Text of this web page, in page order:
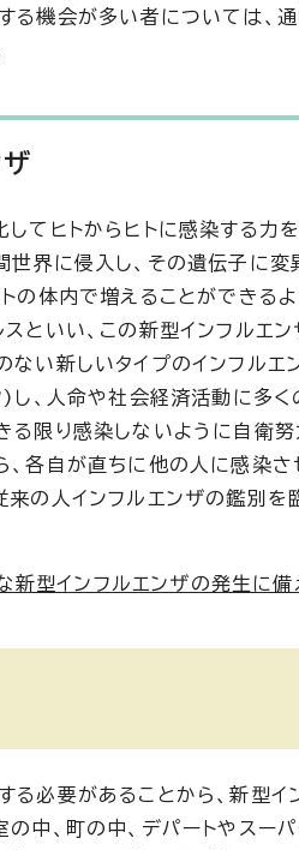
る機会が多い者については、
してヒトからヒトに感染する力
世界に侵入し、その遺伝子に
トの体内で増えることができる
といい、この新型インフルエ
ない新しいタイプのインフル
し、人命や社会経済活動に多
る限り感染しないように自衛
、各自が直ちに他の人に感染
来の人インフルエンザの鑑別
型インフルエンザの発生に備
る必要があることから、新型
中、町の中、デパートやスー